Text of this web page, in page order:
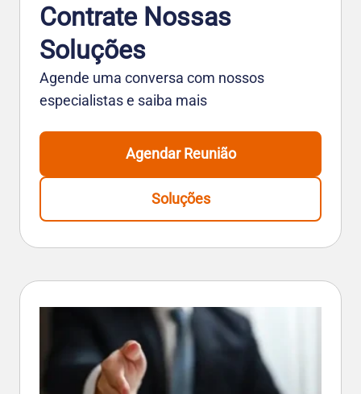
Contrate Nossas
Soluções
Agende uma conversa com nossos
especialistas e saiba mais
Agendar Reunião
Soluções